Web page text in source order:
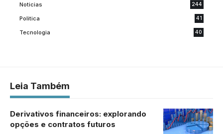
Noticias 244
Politica 41
Tecnologia 40
Leia Também
Derivativos financeiros: explorando
opções e contratos futuros